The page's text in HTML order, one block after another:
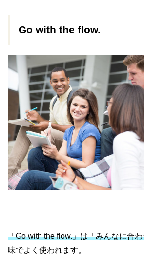
Go with the flow.
「Go with the flow.」は「みんなに合
味でよく使われます。